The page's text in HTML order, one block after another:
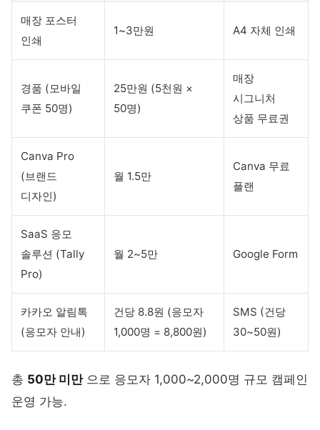
매장 포스터
인쇄
1~3만원 A4 자체 인쇄
경품 (모바일
쿠폰 50명)
25만원 (5천원 ×
50명)
매장
시그니처
상품 무료권
Canva Pro
(브랜드
디자인)
월 1.5만
Canva 무료
플랜
SaaS 응모
솔루션 (Tally
Pro)
월 2~5만 Google Form
카카오 알림톡
(응모자 안내)
건당 8.8원 (응모자
1,000명 = 8,800원)
SMS (건당
30~50원)
총 50만 미만으로 응모자 1,000~2,000명 규모 캠페인
운영 가능.